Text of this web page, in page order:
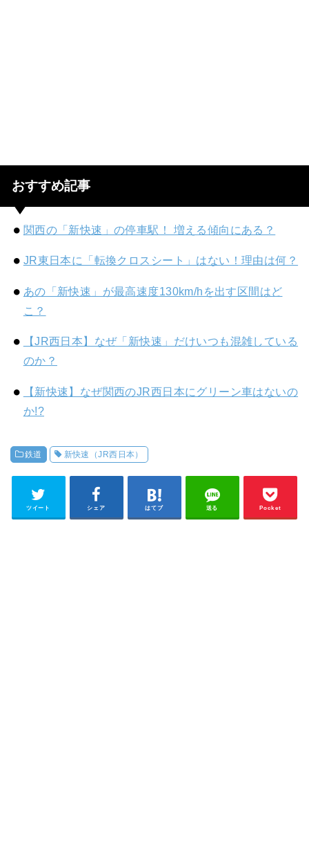
おすすめ記事
関西の「新快速」の停車駅！ 増える傾向にある？
JR東日本に「転換クロスシート」はない！理由は何？
あの「新快速」が最高速度130km/hを出す区間はど
こ？
【JR西日本】なぜ「新快速」だけいつも混雑している
のか？
【新快速】なぜ関西のJR西日本にグリーン車はないの
か!?
鉄道 新快速（JR西日本）
ツイート シェア はてブ 送る Pocket